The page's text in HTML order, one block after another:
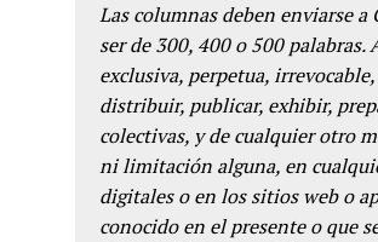
Las columnas deben enviarse
ser de 300, 400 o 500
exclusiva, perpetua,
distribuir, publicar, exhibir,
colectivas, y de cualquier otro
ni limitación alguna, en
digitales o en los sitios web o
conocido en el presente o que